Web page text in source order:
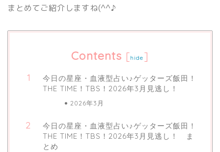
まとめてご紹介しますね(^^♪
Contents [hide ]
今日の星座・血液型占い♪ゲッターズ飯田！
THE TIME！TBS！2026年3月見逃し！
2026年3月
今日の星座・血液型占い♪ゲッターズ飯田！
THE TIME！TBS！2026年3月見逃し！ ま
とめ